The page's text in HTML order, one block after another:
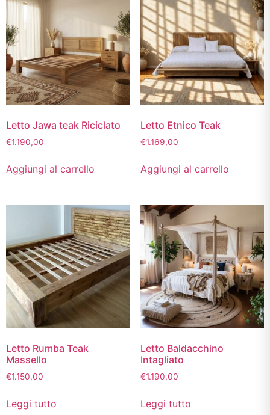
Letto Jawa teak Riciclato
€1.190,00
Aggiungi al carrello
Letto Etnico Teak
€1.169,00
Aggiungi al carrello
Letto Rumba Teak
Massello
€1.150,00
Leggi tutto
Letto Baldacchino
Intagliato
€1.190,00
Leggi tutto